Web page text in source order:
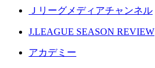
Ｊリーグメディアチャンネル
J.LEAGUE SEASON REVIEW
アカデミー